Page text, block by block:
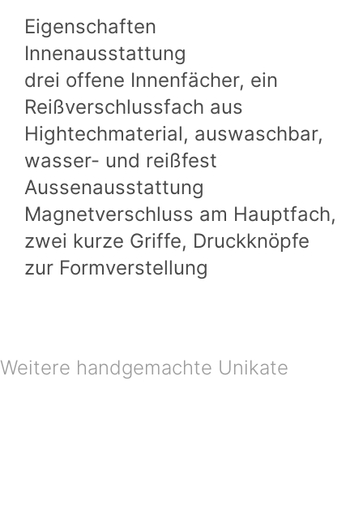
Eigenschaften
Innenausstattung
drei offene Innenfächer, ein
Reißverschlussfach aus
Hightechmaterial, auswaschbar,
wasser- und reißfest
Aussenausstattung
Magnetverschluss am Hauptfach,
zwei kurze Griffe, Druckknöpfe
zur Formverstellung
Weitere handgemachte Unikate